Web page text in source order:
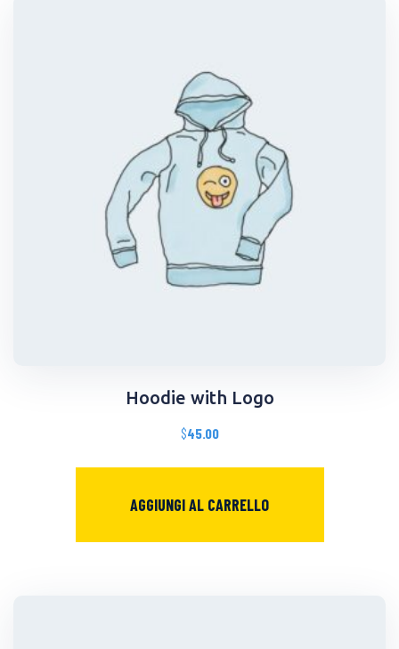
Hoodie with Logo
$45.00
AGGIUNGI AL CARRELLO